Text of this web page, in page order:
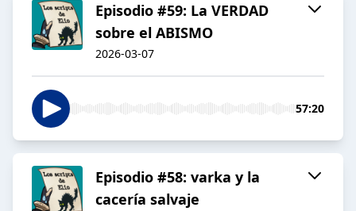
Episodio #59: La VERDAD
sobre el ABISMO
2026-03-07
57:20
Episodio #58: varka y la
cacería salvaje